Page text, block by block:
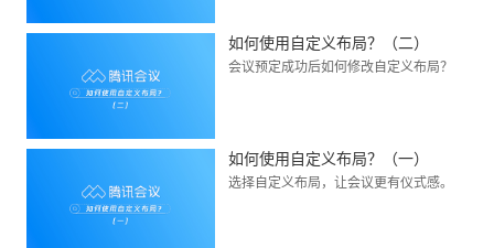
如何使用自定义布局？（二）
会议预定成功后如何修改自定义布局？
如何使用自定义布局？（一）
选择自定义布局，让会议更有仪式感。